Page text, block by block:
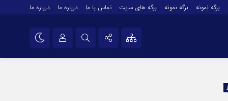
برگه نمونه برگه نمونه برگه های سایت تماس با ما درباره ما درباره ما